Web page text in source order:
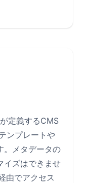
定義するCMS
ンプレートや
。メタデータの
イズはできませ
由でアクセス